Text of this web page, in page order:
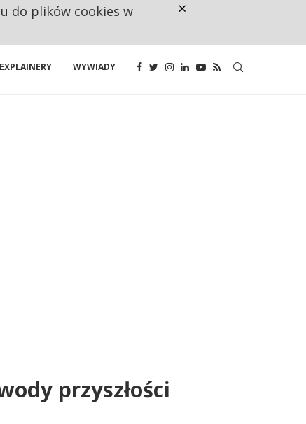
EXPLAINERY WYWIADY
przyszłości
do plików cookies w
×